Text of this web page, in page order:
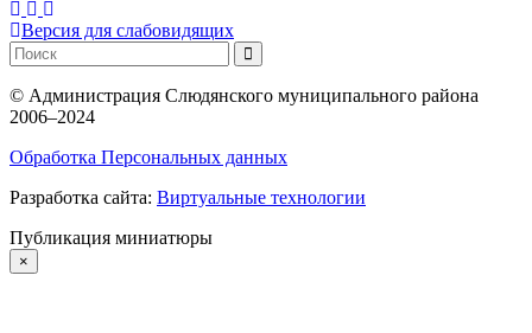
Версия для слабовидящих
© Администрация Слюдянского муниципального района
2006–2024
Обработка Персональных данных
Разработка сайта: Виртуальные технологии
Публикация миниатюры
×